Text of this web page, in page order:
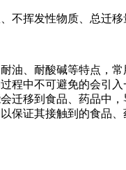
不挥发性物质、总迁移
油、耐酸碱等特点，
程中不可避免的会引
迁移到食品、药品中
保证其接触到的食品、